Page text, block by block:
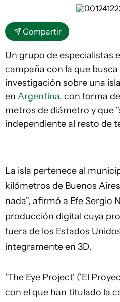
Compartir
Un grupo de especialistas
campaña con la que
investigación sobre una
en Argentina, con forma
metros de diámetro y que
independiente al resto de
La isla pertenece al
kilómetros de Buenos
nada", afirmó a Efe Sergio
producción digital cuya
fuera de los Estados
íntegramente en 3D.
'The Eye Project' ('El
con el que han titulado la